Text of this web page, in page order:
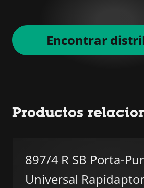
Encontrar
Productos
897/4 R SB Porta-
Universal